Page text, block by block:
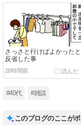
さっさと行けばよかったと
反省した事
28時間前
#40代 #雑談
このブログのここが